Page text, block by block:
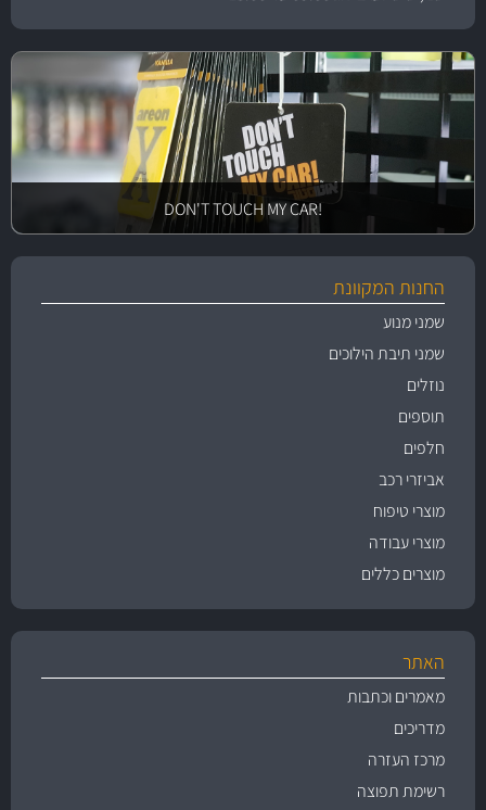
!DON'T TOUCH MY CAR
החנות המקוונת
שמני מנוע
שמני תיבת הילוכים
נוזלים
תוספים
חלפים
אביזרי רכב
מוצרי טיפוח
מוצרי עבודה
מוצרים כללים
האתר
מאמרים וכתבות
מדריכים
מרכז העזרה
רשימת תפוצה